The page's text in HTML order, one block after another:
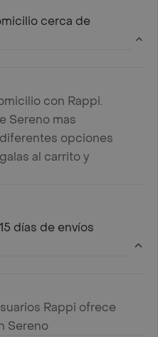
cerca de
con Rappi.
Sereno mas
opciones
al carrito y
días de envíos
Rappi ofrece
Sereno